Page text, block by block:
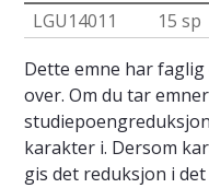
LGU14011 15 sp
Dette emne har
over. Om du tar
karakter i. Dersom
gis det reduksjon i